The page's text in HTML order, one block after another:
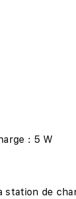
: 5 W
station de